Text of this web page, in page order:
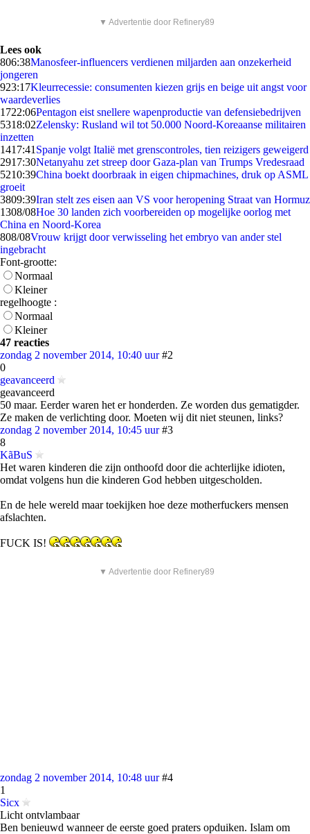
▼ Advertentie door Refinery89
Lees ook
806:38Manosfeer-influencers verdienen miljarden aan onzekerheid
jongeren
923:17Kleurrecessie: consumenten kiezen grijs en beige uit angst voor
waardeverlies
1722:06Pentagon eist snellere wapenproductie van defensiebedrijven
5318:02Zelensky: Rusland wil tot 50.000 Noord-Koreaanse militairen
inzetten
1417:41 Spanje volgt Italië met grenscontroles, tien reizigers geweigerd
2917:30Netanyahu zet streep door Gaza-plan van Trumps Vredesraad
5210:39China boekt doorbraak in eigen chipmachines, druk op ASML
groeit
3809:39Iran stelt zes eisen aan VS voor heropening Straat van Hormuz
1308/08Hoe 30 landen zich voorbereiden op mogelijke oorlog met
China en Noord-Korea
808/08Vrouw krijgt door verwisseling het embryo van ander stel
ingebracht
Font-grootte:
Normaal
Kleiner
regelhoogte :
Normaal
Kleiner
47 reacties
zondag 2 november 2014, 10:40 uur #2
0
geavanceerd
geavanceerd
50 maar. Eerder waren het er honderden. Ze worden dus gematigder.
Ze maken de verlichting door. Moeten wij dit niet steunen, links?
zondag 2 november 2014, 10:45 uur #3
8
KãBuS
Het waren kinderen die zijn onthoofd door die achterlijke idioten,
omdat volgens hun die kinderen God hebben uitgescholden.
En de hele wereld maar toekijken hoe deze motherfuckers mensen
afslachten.
FUCK IS!
▼ Advertentie door Refinery89
zondag 2 november 2014, 10:48 uur #4
1
Sicx
Licht ontvlambaar
Ben benieuwd wanneer de eerste goed praters opduiken. Islam om